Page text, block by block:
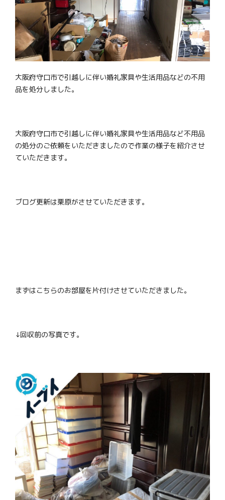
大阪府守口市で引越しに伴い婚礼家具や生活用品などの不用
品を処分しました。
大阪府守口市で引越しに伴い婚礼家具や生活用品など不用品
の処分のご依頼をいただきましたので作業の様子を紹介させ
ていただきます。
ブログ更新は栗原がさせていただきます。
まずはこちらのお部屋を片付けさせていただきました。
↓回収前の写真です。